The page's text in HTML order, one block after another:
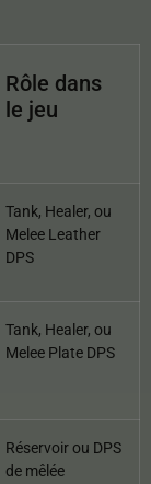
Rôle dans
le jeu
Tank, Healer, ou
Melee Leather
DPS
Tank, Healer, ou
Melee Plate DPS
Réservoir ou DPS
de mêlée